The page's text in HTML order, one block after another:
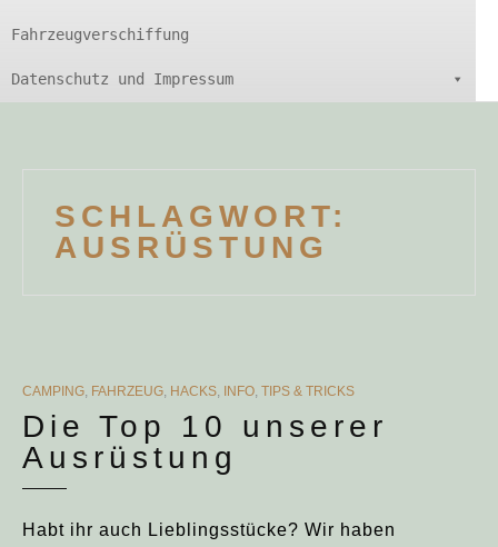
Fahrzeugverschiffung
Datenschutz und Impressum
SCHLAGWORT:
AUSRÜSTUNG
CATEGORIES
CAMPING, FAHRZEUG, HACKS, INFO, TIPS & TRICKS
Die Top 10 unserer
Ausrüstung
Habt ihr auch Lieblingsstücke? Wir haben